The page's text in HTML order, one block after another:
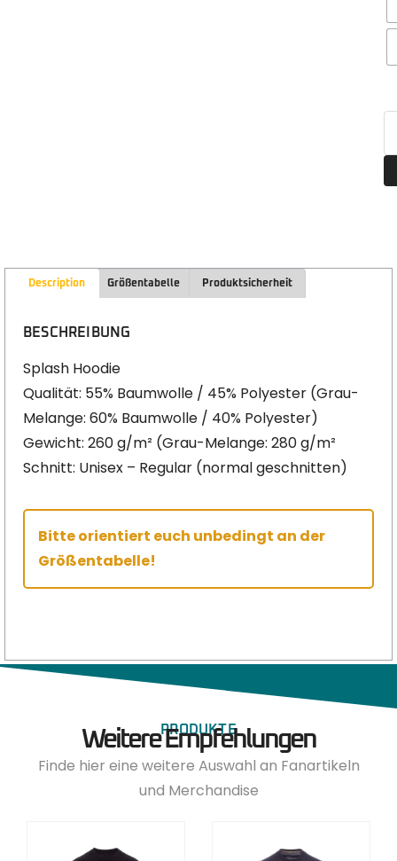
Description Größentabelle Produktsicherheit
BESCHREIBUNG
Splash Hoodie
Qualität: 55% Baumwolle / 45% Polyester (Grau-
Melange: 60% Baumwolle / 40% Polyester)
Gewicht: 260 g/m² (Grau-Melange: 280 g/m²
Schnitt: Unisex – Regular (normal geschnitten)
Bitte orientiert euch unbedingt an der
Größentabelle!
PRODUKTE
Weitere Empfehlungen
Finde hier eine weitere Auswahl an Fanartikeln
und Merchandise